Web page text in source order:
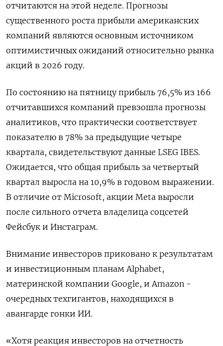
отчитаются на этой неделе. Прогнозы
существенного роста прибыли американских
компаний являются ‌основным источником
оптимистичных ожиданий относительно рынка
акций в 2026 году.
По состоянию на пятницу прибыль 76,5% из 166 ​
отчитавшихся компаний превзошла прогнозы
аналитиков, что практически соответствует
показателю в 78% за предыдущие четыре
квартала, свидетельствуют данные LSEG IBES.
Ожидается, что общая прибыль за четвертый
квартал выросла на 10,9% в годовом выражении.
В отличие ⁠от Microsoft, акции Meta выросли
после сильного отчета владелица соцсетей
‍Фейсбук и Инстаграм.
Внимание инвесторов приковано к результатам
и инвестиционным планам Alphabet,
материнской компании Google, и Amazon -
очередных техгигантов, ‌находящихся в
авангарде гонки ИИ.
«Хотя реакция инвесторов на отчетность